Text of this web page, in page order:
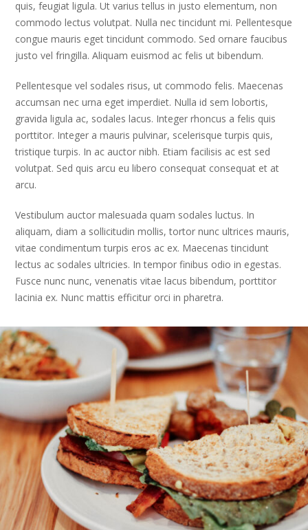
quis, feugiat ligula. Ut varius tellus in justo elementum, non
commodo lectus volutpat. Nulla nec tincidunt mi. Pellentesque
congue mauris eget tincidunt commodo. Sed ornare faucibus
justo vel fringilla. Aliquam euismod ac felis ut bibendum.
Pellentesque vel sodales risus, ut commodo felis. Maecenas
accumsan nec urna eget imperdiet. Nulla id sem lobortis,
gravida ligula ac, sodales lacus. Integer rhoncus a felis quis
porttitor. Integer a mauris pulvinar, scelerisque turpis quis,
tristique turpis. In ac auctor nibh. Etiam facilisis ac est sed
volutpat. Sed quis arcu eu libero consequat consequat et at
arcu.
Vestibulum auctor malesuada quam sodales luctus. In
aliquam, diam a sollicitudin mollis, tortor nunc ultrices mauris,
vitae condimentum turpis eros ac ex. Maecenas tincidunt
lectus ac sodales ultricies. In tempor finibus odio in egestas.
Fusce nunc nunc, venenatis vitae lacus bibendum, porttitor
lacinia ex. Nunc mattis efficitur orci in pharetra.